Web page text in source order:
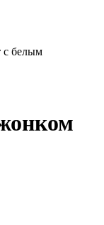
с белым